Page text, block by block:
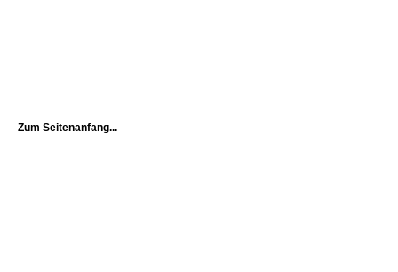
Zum Seitenanfang...